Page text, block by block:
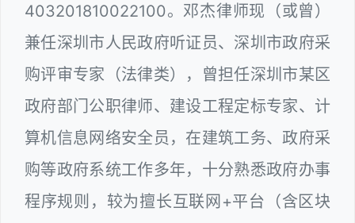
403201810022100。邓杰律师现（或曾）
兼任深圳市人民政府听证员、深圳市政府采
购评审专家（法律类），曾担任深圳市某区
政府部门公职律师、建设工程定标专家、计
算机信息网络安全员，在建筑工务、政府采
购等政府系统工作多年，十分熟悉政府办事
程序规则，较为擅长互联网+平台（含区块